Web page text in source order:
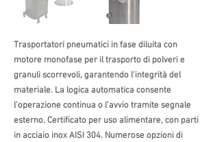
Trasportatori pneumatici in fase diluita con
motore monofase per il trasporto di polveri e
granuli scorrevoli, garantendo l'integrità del
materiale. La logica automatica consente
l'operazione continua o l'avvio tramite segnale
esterno. Certificato per uso alimentare, con parti
in acciaio inox AISI 304. Numerose opzioni di